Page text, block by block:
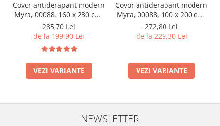
Covor antiderapant modern
Myra, 00088, 160 x 230 cm,
Gri Inchis Bej, Grosime
5mm
285,70 Lei
de la 199,90 Lei
VEZI VARIANTE
Covor antiderapant modern
Myra, 00088, 100 x 200 cm,
Gri Bej, Grosime 5mm
272,80 Lei
de la 229,30 Lei
VEZI VARIANTE
NEWSLETTER